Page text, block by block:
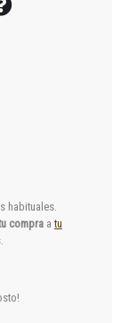
habituales.
compraatu